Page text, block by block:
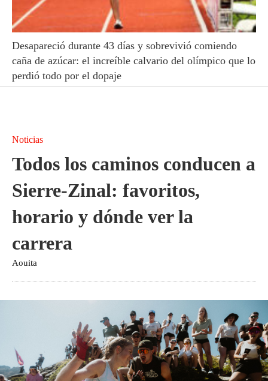
Desapareció durante 43 días y sobrevivió comiendo
caña de azúcar: el increíble calvario del olímpico que lo
perdió todo por el dopaje